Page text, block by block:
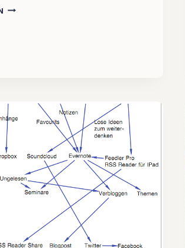
PLE/PLN